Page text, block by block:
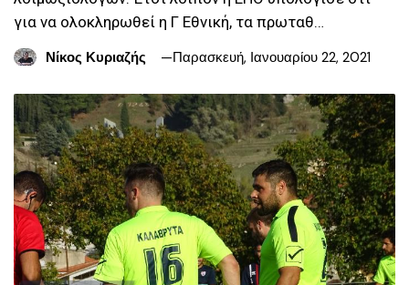
για να ολοκληρωθεί η Γ Εθνική, τα πρωταθ…
Νίκος Κυριαζής
Παρασκευή, Ιανουαρίου 22, 2021